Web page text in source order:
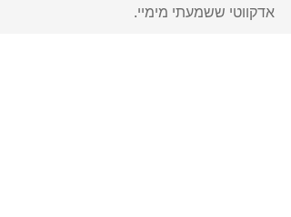
אדקווטי ששמעתי מימיי.